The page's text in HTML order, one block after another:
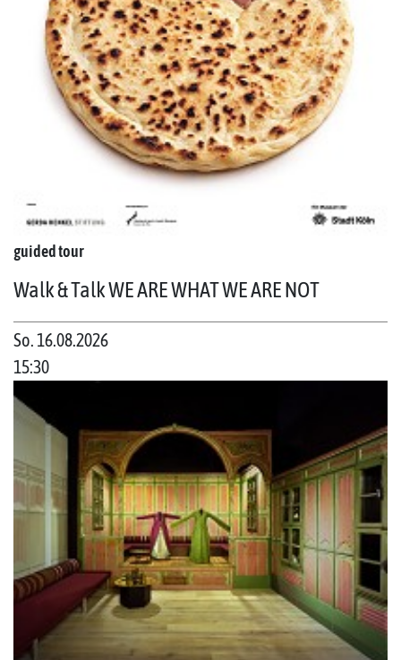
guided tour
Walk & Talk WE ARE WHAT WE ARE NOT
So. 16.08.2026
15:30